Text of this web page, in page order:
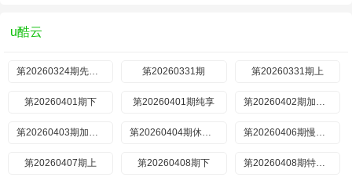
u酷云
第20260324期先导片 第20260331期 第20260331期上
第20260401期下 第20260401期纯享 第20260402期加更上
第20260403期加更下 第20260404期休息一下 第20260406期慢直播回放
第20260407期上 第20260408期下 第20260408期特别加更